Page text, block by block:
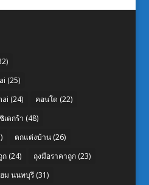
(25)
(24) คอนโด (22)
ซิเดกร้า (48)
ตกแต่งบ้าน(26)
ก(24) ถุงมือราคาถูก(23)
ม นนทบุรี(31)